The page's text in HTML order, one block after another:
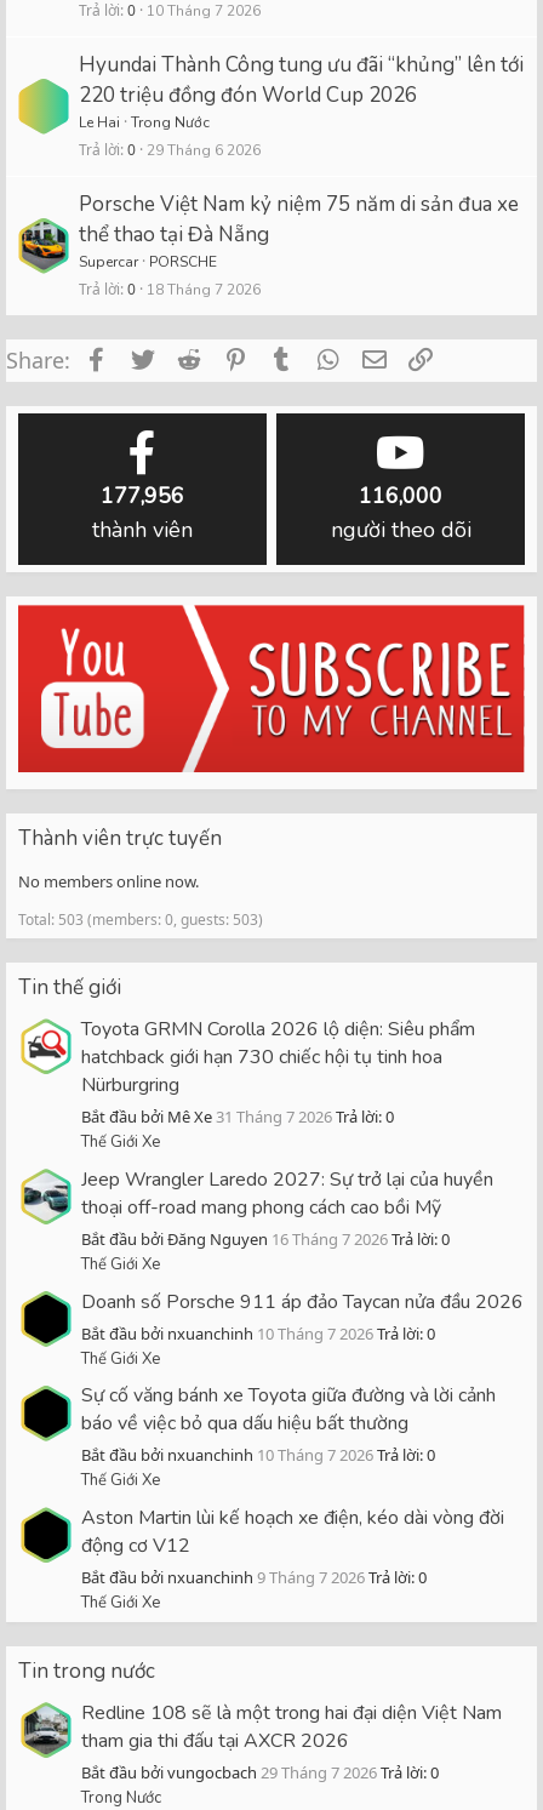
Trả lời 0 10 Tháng 7 2026
Hyundai Thành Công tung ưu đãi “khủng” lên tới
220 triệu đồng đón World Cup 2026
Le Hai Trong Nước
Trả lời 0 29 Tháng 6 2026
Porsche Việt Nam kỷ niệm 75 năm di sản đua xe
thể thao tại Đà Nẵng
Supercar PORSCHE
Trả lời 0 18 Tháng 7 2026
Share: FacebookTwitterReddit PinterestTumblrWhatsApp
Email
177,956
thành viên
116,000
người theo dõi
Thành viên trực tuyến
No members online now.
Total: 503 (members: 0, guests: 503)
Tin thế giới
Toyota GRMN Corolla 2026 lộ diện: Siêu phẩm
hatchback giới hạn 730 chiếc hội tụ tinh hoa
Nürburgring
Bắt đầu bởi Mê Xe31 Tháng 7 2026Trả lời: 0
Thế Giới Xe
Jeep Wrangler Laredo 2027: Sự trở lại của huyền
thoại off-road mang phong cách cao bồi Mỹ
Bắt đầu bởi Đăng Nguyen 16 Tháng 7 2026Trả lời: 0
Thế Giới Xe
Doanh số Porsche 911 áp đảo Taycan nửa đầu 2026
Bắt đầu bởi nxuanchinh 10 Tháng 7 2026Trả lời: 0
Thế Giới Xe
Sự cố văng bánh xe Toyota giữa đường và lời cảnh
báo về việc bỏ qua dấu hiệu bất thường
Bắt đầu bởi nxuanchinh 10 Tháng 7 2026Trả lời: 0
Thế Giới Xe
Aston Martin lùi kế hoạch xe điện, kéo dài vòng đời
động cơ V12
Bắt đầu bởi nxuanchinh 9 Tháng 7 2026Trả lời: 0
Thế Giới Xe
Tin trong nước
Redline 108 sẽ là một trong hai đại diện Việt Nam
tham gia thi đấu tại AXCR 2026
Bắt đầu bởi vungocbach 29 Tháng 7 2026Trả lời: 0
Trong Nước